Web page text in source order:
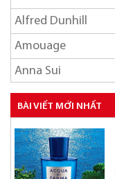
Alfred Dunhill
Amouage
Anna Sui
Ariana Grande
Armaf
Azzaro
Balmain
BÀI VIẾT MỚI NHẤT